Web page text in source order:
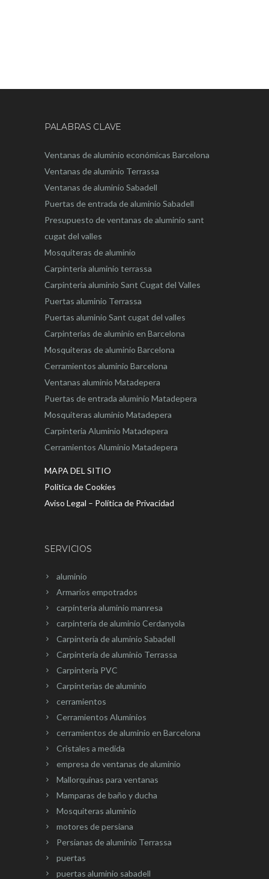
PALABRAS CLAVE
Ventanas de aluminio económicas Barcelona
Ventanas de aluminio Terrassa
Ventanas de aluminio Sabadell
Puertas de entrada de aluminio Sabadell
Presupuesto de ventanas de aluminio sant
cugat del valles
Mosquiteras de aluminio
Carpinteria aluminio terrassa
Carpinteria aluminio Sant Cugat del Valles
Puertas aluminio Terrassa
Puertas aluminio Sant cugat del valles
Carpinterias de aluminio en Barcelona
Mosquiteras de aluminio Barcelona
Cerramientos aluminio Barcelona
Ventanas aluminio Matadepera
Puertas de entrada aluminio Matadepera
Mosquiteras aluminio Matadepera
Carpinteria Aluminio Matadepera
Cerramientos Aluminio Matadepera
MAPA DEL SITIO
Política de Cookies
Aviso Legal – Política de Privacidad
SERVICIOS
aluminio
Armarios empotrados
carpínteria aluminio manresa
carpintería de aluminio Cerdanyola
Carpintería de aluminio Sabadell
Carpintería de aluminio Terrassa
Carpinteria PVC
Carpinterias de aluminio
cerramientos
Cerramientos Aluminios
cerramientos de aluminio en Barcelona
Cristales a medida
empresa de ventanas de aluminio
Mallorquinas para ventanas
Mamparas de baño y ducha
Mosquiteras aluminio
motores de persiana
Persianas de aluminio Terrassa
puertas
puertas aluminio sabadell